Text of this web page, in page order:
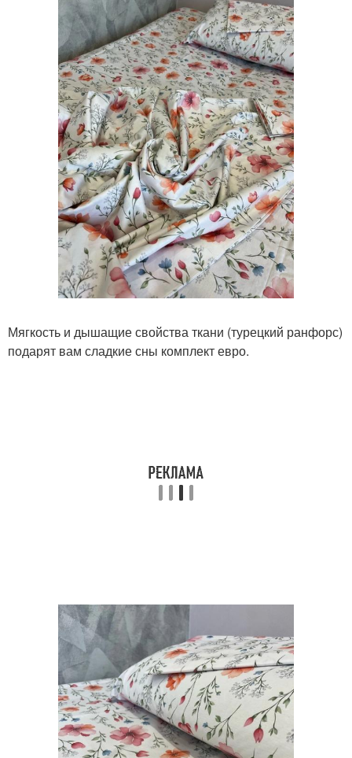
Мягкость и дышащие свойства ткани (турецкий ранфорс)
подарят вам сладкие сны комплект евро.